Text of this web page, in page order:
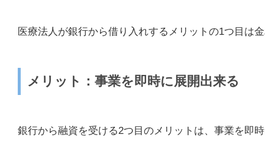
医療法人が銀行から借り入れするメリットの1つ目は
メリット：事業を即時に展開出来る
銀行から融資を受ける2つ目のメリットは、事業を即